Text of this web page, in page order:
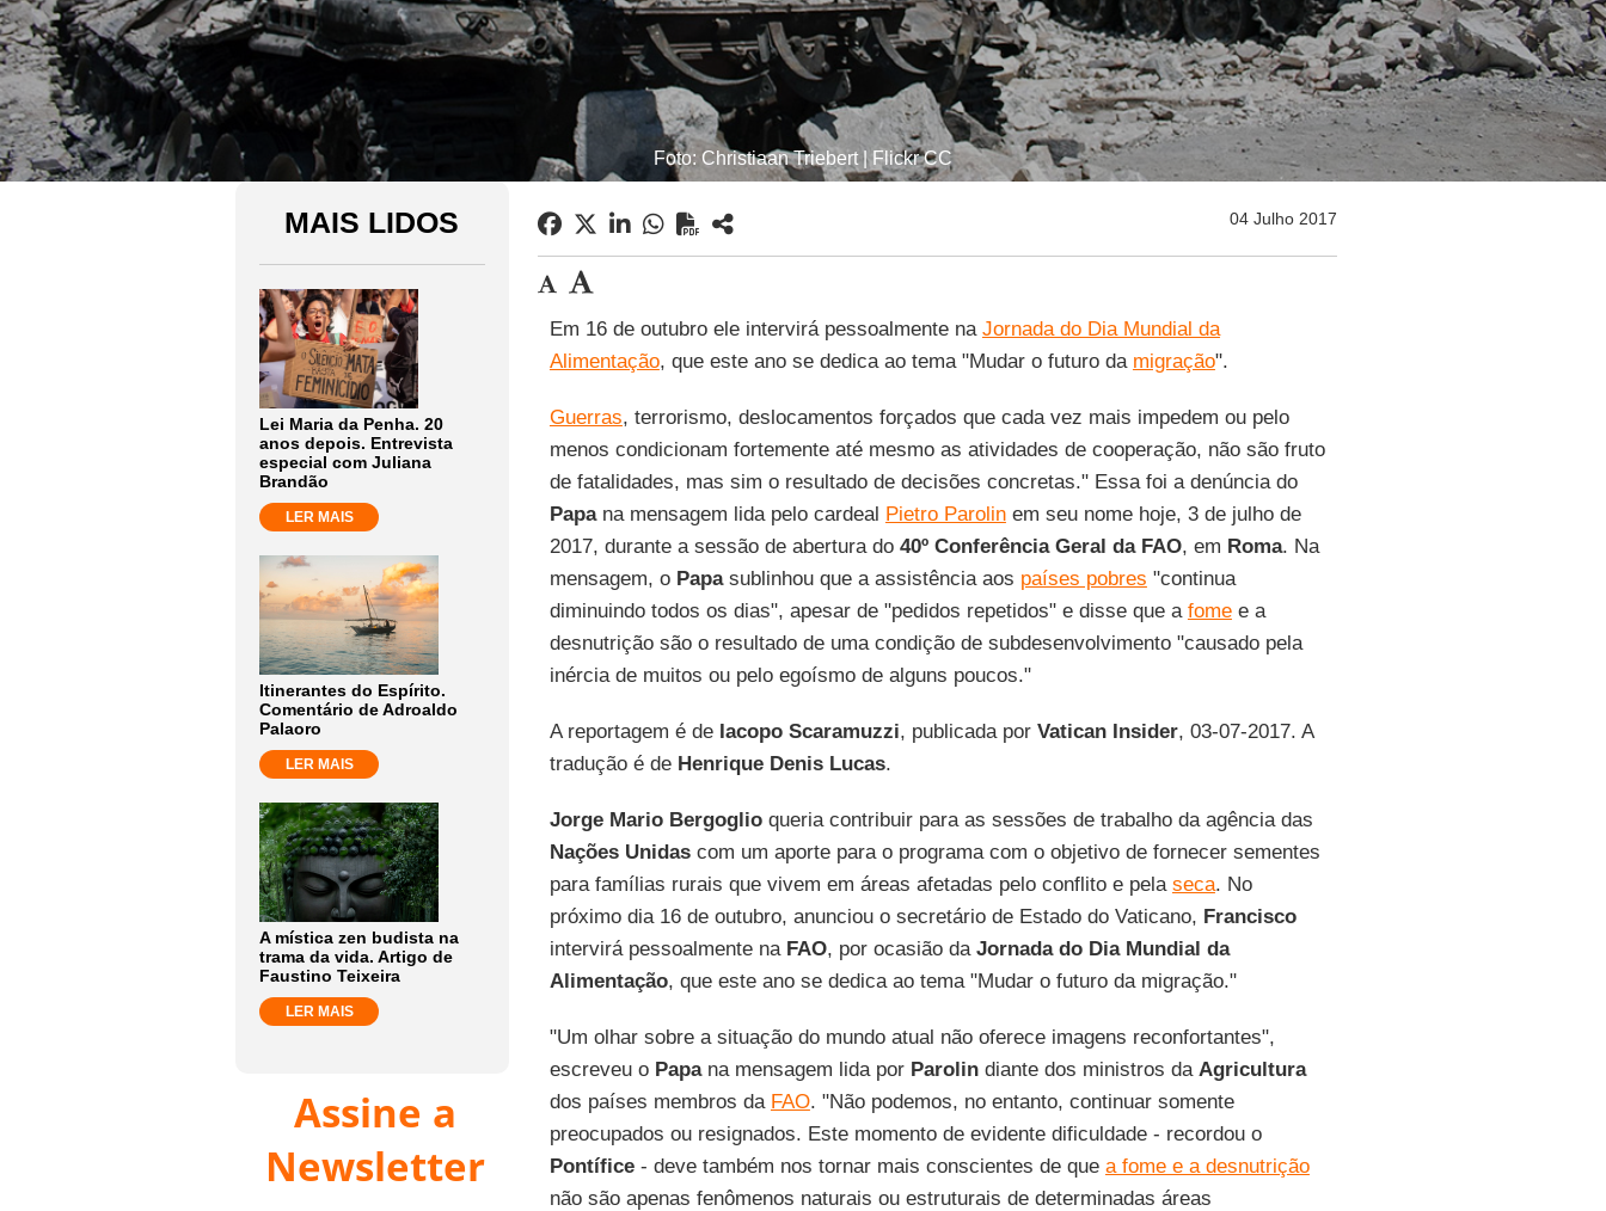
Foto: Christiaan Triebert | Flickr CC
MAIS LIDOS
Lei Maria da Penha. 20
anos depois. Entrevista
especial com Juliana
Brandão
LER MAIS
Itinerantes do Espírito.
Comentário de Adroaldo
Palaoro
LER MAIS
A mística zen budista na
trama da vida. Artigo de
Faustino Teixeira
LER MAIS
Assine a
Newsletter
04 Julho 2017
Em 16 de outubro ele intervirá pessoalmente na Jornada do Dia Mundial da
Alimentação, que este ano se dedica ao tema "Mudar o futuro da migração".
Guerras, terrorismo, deslocamentos forçados que cada vez mais impedem ou pelo
menos condicionam fortemente até mesmo as atividades de cooperação, não são fruto
de fatalidades, mas sim o resultado de decisões concretas." Essa foi a denúncia do
Papana mensagem lida pelo cardeal Pietro Parolinem seu nome hoje, 3 de julho de
2017, durante a sessão de abertura do 40º Conferência Geral da FAO, em Roma. Na
mensagem, o Papasublinhou que a assistência aos países pobres "continua
diminuindo todos os dias", apesar de "pedidos repetidos" e disse que a fomee a
desnutrição são o resultado de uma condição de subdesenvolvimento "causado pela
inércia de muitos ou pelo egoísmo de alguns poucos."
A reportagem é de Iacopo Scaramuzzi, publicada por Vatican Insider, 03-07-2017. A
tradução é de Henrique Denis Lucas.
Jorge Mario Bergoglioqueria contribuir para as sessões de trabalho da agência das
Nações Unidascom um aporte para o programa com o objetivo de fornecer sementes
para famílias rurais que vivem em áreas afetadas pelo conflito e pela seca. No
próximo dia 16 de outubro, anunciou o secretário de Estado do Vaticano, Francisco
intervirá pessoalmente na FAO, por ocasião da Jornada do Dia Mundial da
Alimentação, que este ano se dedica ao tema "Mudar o futuro da migração."
"Um olhar sobre a situação do mundo atual não oferece imagens reconfortantes",
escreveu o Papana mensagem lida por Parolindiante dos ministros da Agricultura
dos países membros da FAO. "Não podemos, no entanto, continuar somente
preocupados ou resignados. Este momento de evidente dificuldade - recordou o
Pontífice- deve também nos tornar mais conscientes de que a fome e a desnutrição
não são apenas fenômenos naturais ou estruturais de determinadas áreas